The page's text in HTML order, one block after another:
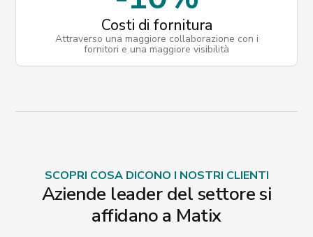
Costi di fornitura
Attraverso una maggiore collaborazione con i
fornitori e una maggiore visibilità
SCOPRI COSA DICONO I NOSTRI CLIENTI
Aziende leader del settore si
affidano a Matix